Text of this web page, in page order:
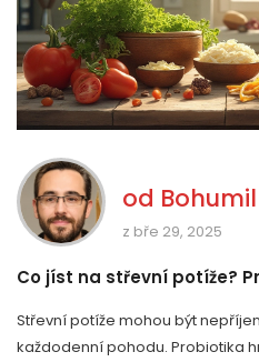
od
z bře 29, 2025
Co jíst na střevní potíže?
Střevní potíže mohou být
každodenní pohodu. Probiotika